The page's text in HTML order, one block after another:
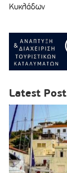
Κυκλάδων
Latest Post